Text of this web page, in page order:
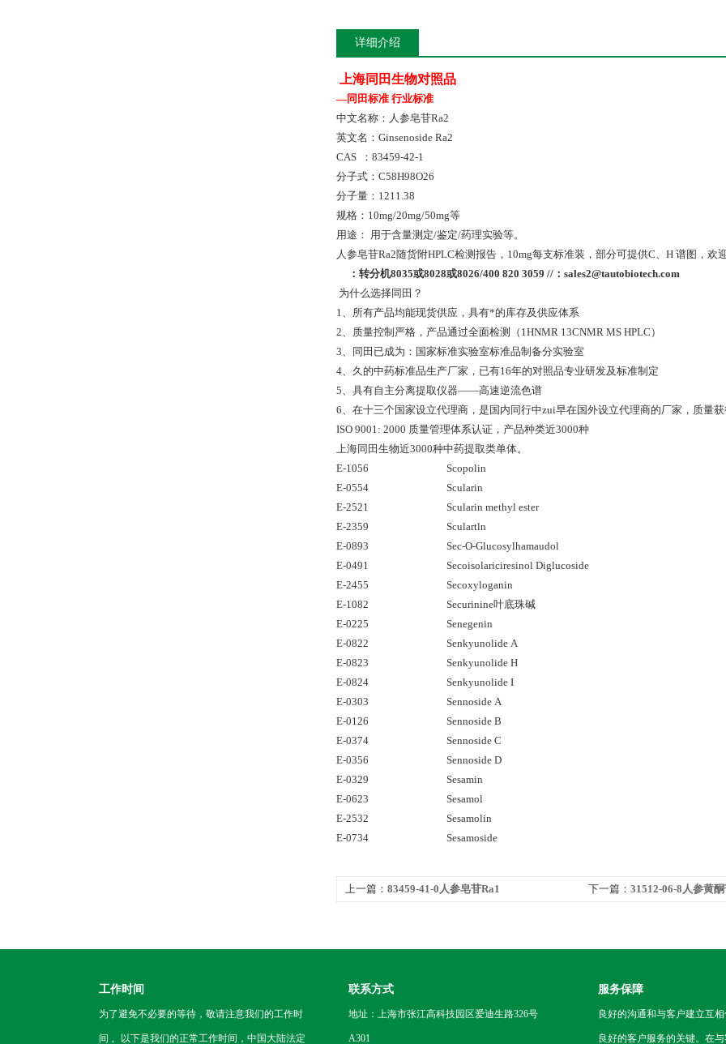
详细介绍
上海同田生物对照品
—同田标准 行业标准
中文名称：人参皂苷Ra2
英文名：Ginsenoside Ra2
CAS ：83459-42-1
分子式：C58H98O26
分子量：1211.38
规格：10mg/20mg/50mg等
用途： 用于含量测定/鉴定/药理实验等。
人参皂苷Ra2随货附HPLC检测报告，10mg每支标准装，部分可提供C、H 谱图，欢
： 转分机8035或8028或8026/400 820 3059 // ： sales2@tautobiotech.com
为什么选择同田？
1、所有产品均能现货供应，具有*的库存及供应体系
2、质量控制严格，产品通过全面检测（1HNMR 13CNMR MS HPLC）
3、同田已成为：国家标准实验室标准品制备分实验室
4、久的中药标准品生产厂家，已有16年的对照品专业研发及标准制定
5、具有自主分离提取仪器——高速逆流色谱
6、在十三个国家设立代理商，是国内同行中zui早在国外设立代理商的厂家，质量获
ISO 9001: 2000 质量管理体系认证，产品种类近3000种
上海同田生物近3000种中药提取类单体。
E-1056
Scopolin
E-0554
Scularin
E-2521
Scularin methyl ester
E-2359
Sculartln
E-0893
Sec-O-Glucosylhamaudol
E-0491
Secoisolariciresinol Diglucoside
E-2455
Secoxyloganin
E-1082
Securinine叶底珠碱
E-0225
Senegenin
E-0822
Senkyunolide A
E-0823
Senkyunolide H
E-0824
Senkyunolide I
E-0303
Sennoside A
E-0126
Sennoside B
E-0374
Sennoside C
E-0356
Sennoside D
E-0329
Sesamin
E-0623
Sesamol
E-2532
Sesamolin
E-0734
Sesamoside
上一篇： 83459-41-0人参皂苷Ra1 下一篇： 31512-06-8人参黄
工作时间
为了避免不必要的等待，敬请注意我们的工作时
间 。以下是我们的正常工作时间，中国大陆法定
联系方式
地址：上海市张江高科技园区爱迪生路326号
A301
服务保障
良好的沟通和与客户建立互
良好的客户服务的关键。在